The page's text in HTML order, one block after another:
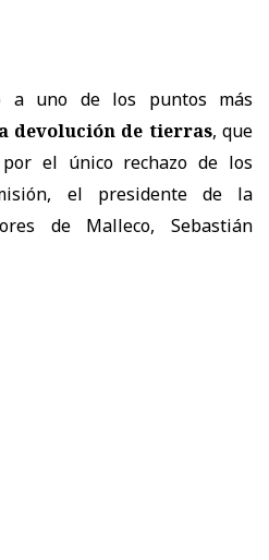
a uno de los puntos más
devolución de tierras, que
el único rechazo de los
el presidente de la
de Malleco, Sebastián